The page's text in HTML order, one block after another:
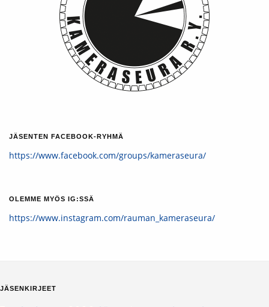
JÄSENTEN FACEBOOK-RYHMÄ
https://www.facebook.com/groups/kameraseura/
OLEMME MYÖS IG:SSÄ
https://www.instagram.com/rauman_kameraseura/
JÄSENKIRJEET